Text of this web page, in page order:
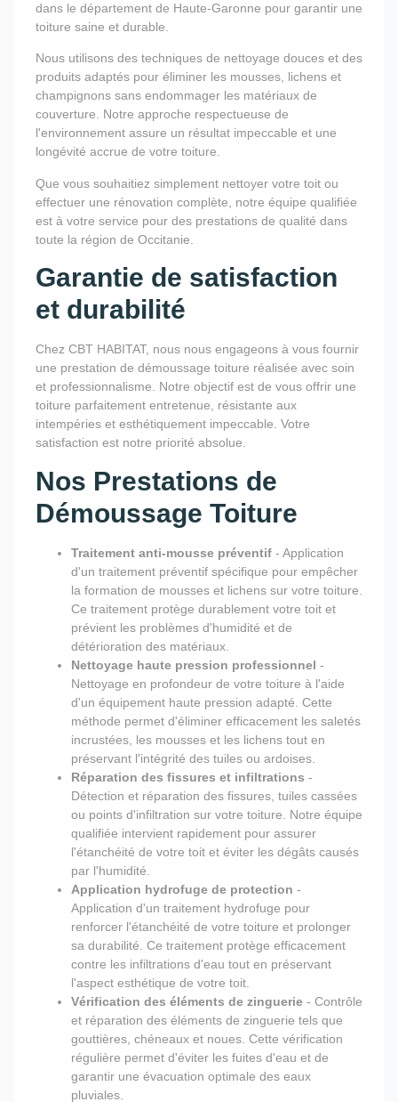
dans le département de Haute-Garonne pour garantir une
toiture saine et durable.
Nous utilisons des techniques de nettoyage douces et des
produits adaptés pour éliminer les mousses, lichens et
champignons sans endommager les matériaux de
couverture. Notre approche respectueuse de
l'environnement assure un résultat impeccable et une
longévité accrue de votre toiture.
Que vous souhaitiez simplement nettoyer votre toit ou
effectuer une rénovation complète, notre équipe qualifiée
est à votre service pour des prestations de qualité dans
toute la région de Occitanie.
Garantie de satisfaction
et durabilité
Chez CBT HABITAT, nous nous engageons à vous fournir
une prestation de démoussage toiture réalisée avec soin
et professionnalisme. Notre objectif est de vous offrir une
toiture parfaitement entretenue, résistante aux
intempéries et esthétiquement impeccable. Votre
satisfaction est notre priorité absolue.
Nos Prestations de
Démoussage Toiture
Traitement anti-mousse préventif - Application
d'un traitement préventif spécifique pour empêcher
la formation de mousses et lichens sur votre toiture.
Ce traitement protège durablement votre toit et
prévient les problèmes d'humidité et de
détérioration des matériaux.
Nettoyage haute pression professionnel -
Nettoyage en profondeur de votre toiture à l'aide
d'un équipement haute pression adapté. Cette
méthode permet d'éliminer efficacement les saletés
incrustées, les mousses et les lichens tout en
préservant l'intégrité des tuiles ou ardoises.
Réparation des fissures et infiltrations -
Détection et réparation des fissures, tuiles cassées
ou points d'infiltration sur votre toiture. Notre équipe
qualifiée intervient rapidement pour assurer
l'étanchéité de votre toit et éviter les dégâts causés
par l'humidité.
Application hydrofuge de protection -
Application d'un traitement hydrofuge pour
renforcer l'étanchéité de votre toiture et prolonger
sa durabilité. Ce traitement protège efficacement
contre les infiltrations d'eau tout en préservant
l'aspect esthétique de votre toit.
Vérification des éléments de zinguerie - Contrôle
et réparation des éléments de zinguerie tels que
gouttières, chéneaux et noues. Cette vérification
régulière permet d'éviter les fuites d'eau et de
garantir une évacuation optimale des eaux
pluviales.